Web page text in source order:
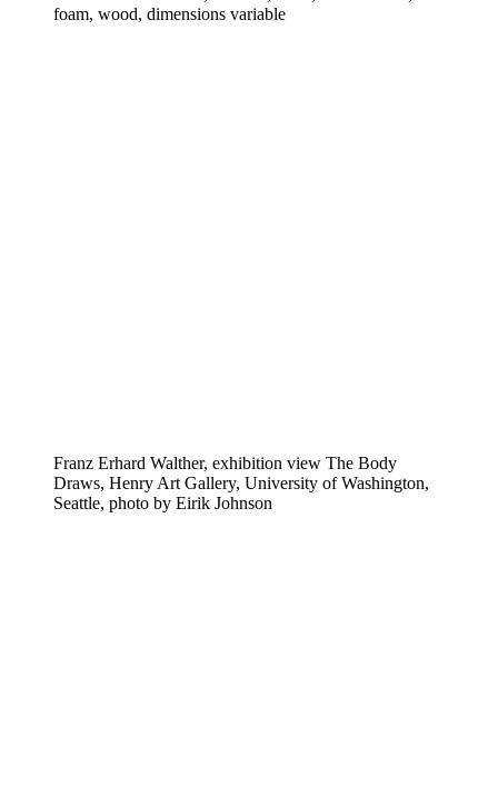
foam, wood, dimensions variable
Franz Erhard Walther, exhibition view The Body
Draws, Henry Art Gallery, University of Washington,
Seattle, photo by Eirik Johnson